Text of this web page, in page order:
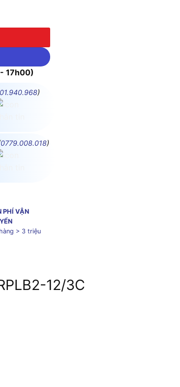
SRPLB2-12/3C số lượng
17h00)
)
0779.008.018)
PHÍ VẬN
> 3 triệu
12/3C